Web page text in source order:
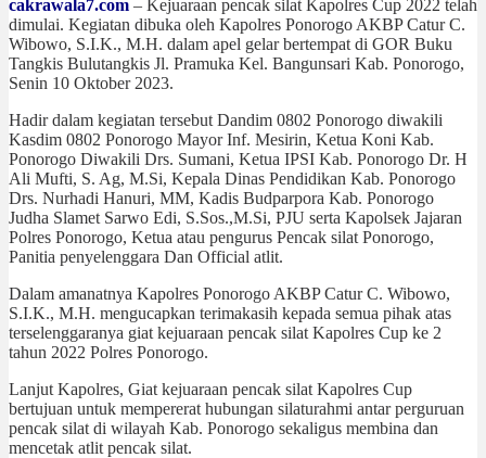
cakrawala7.com – Kejuaraan pencak silat Kapolres Cup 2022 telah
dimulai. Kegiatan dibuka oleh Kapolres Ponorogo AKBP Catur C.
Wibowo, S.I.K., M.H. dalam apel gelar bertempat di GOR Buku
Tangkis Bulutangkis Jl. Pramuka Kel. Bangunsari Kab. Ponorogo,
Senin 10 Oktober 2023.
Hadir dalam kegiatan tersebut Dandim 0802 Ponorogo diwakili
Kasdim 0802 Ponorogo Mayor Inf. Mesirin, Ketua Koni Kab.
Ponorogo Diwakili Drs. Sumani, Ketua IPSI Kab. Ponorogo Dr. H
Ali Mufti, S. Ag, M.Si, Kepala Dinas Pendidikan Kab. Ponorogo
Drs. Nurhadi Hanuri, MM, Kadis Budparpora Kab. Ponorogo
Judha Slamet Sarwo Edi, S.Sos.,M.Si, PJU serta Kapolsek Jajaran
Polres Ponorogo, Ketua atau pengurus Pencak silat Ponorogo,
Panitia penyelenggara Dan Official atlit.
Dalam amanatnya Kapolres Ponorogo AKBP Catur C. Wibowo,
S.I.K., M.H. mengucapkan terimakasih kepada semua pihak atas
terselenggaranya giat kejuaraan pencak silat Kapolres Cup ke 2
tahun 2022 Polres Ponorogo.
Lanjut Kapolres, Giat kejuaraan pencak silat Kapolres Cup
bertujuan untuk mempererat hubungan silaturahmi antar perguruan
pencak silat di wilayah Kab. Ponorogo sekaligus membina dan
mencetak atlit pencak silat.